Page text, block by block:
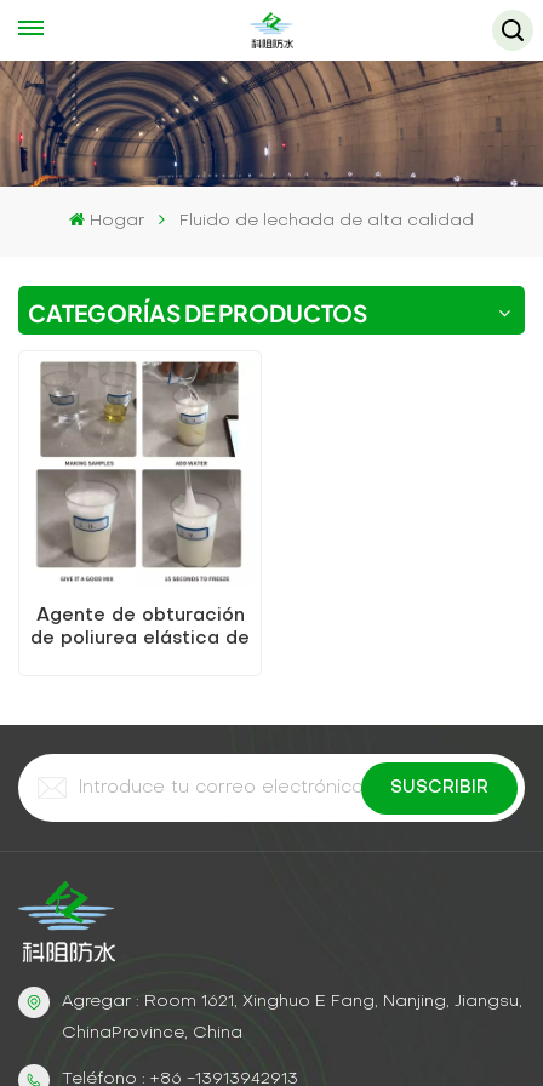
Hogar Fluido de lechada de alta calidad
CATEGORÍAS DE PRODUCTOS
Agente de obturación
de poliurea elástica de
Agregar : Room 1621, Xinghuo E Fang, Nanjing, Jiangsu,
ChinaProvince, China
Teléfono : +86 -13913942913